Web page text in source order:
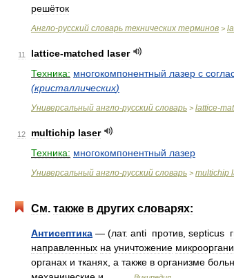
решёток
Англо-русский словарь технических терминов >
11 lattice-matched laser
Техника: многокомпонентный лазер с
(кристаллических)
Универсальный англо-русский словарь > lattice-
12 multichip laser
Техника: многокомпонентный лазер
Универсальный англо-русский словарь > multichip
См. также в других словарях:
Антисептика — (лат. anti против septicus
направленных на уничтожение
органах и тканях а также в организме